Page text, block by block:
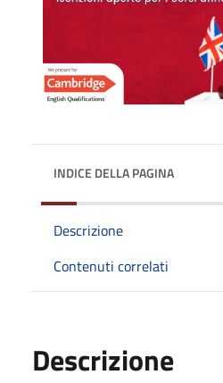
INDICE DELLA PAGINA
Descrizione
Contenuti correlati
Descrizione